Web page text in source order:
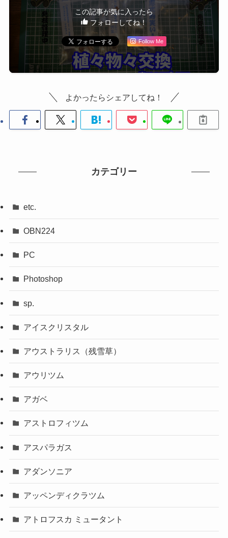
この記事が気に入ったら
フォローしてね！
Follow Me
よかったらシェアしてね！
カテゴリー
etc.
OBN224
PC
Photoshop
sp.
アイスクリスタル
アウストラリス（残雪草）
アウリツム
アガベ
アストロフィツム
アスパラガス
アダンソニア
アッペンディクラツム
アトロフスカ ミュータント